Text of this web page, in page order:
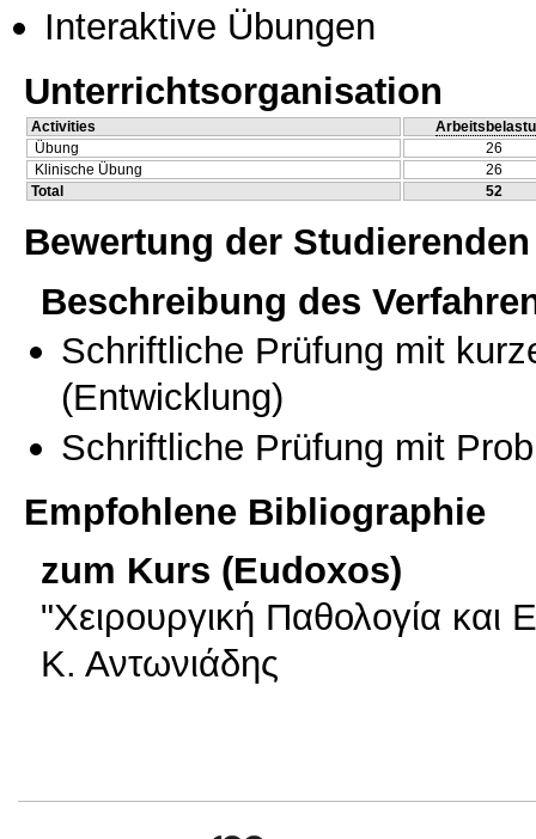
Interaktive Übungen
Unterrichtsorganisation
Activities
Übung
26
Klinische Übung
26
Total
52
Bewertung der Studierenden
Beschreibung des
Schriftliche Prüfung mit
(Entwicklung)
Schriftliche Prüfung mit
Empfohlene Bibliographie
zum Kurs (Eudoxos)
"Xειρουργική Παθολογία και
Κ. Αντωνιάδης